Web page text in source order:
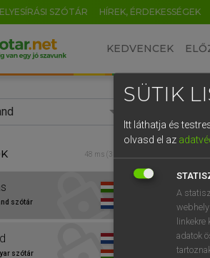
SZÓTÁR HÍREK, ÉRDEKESSÉGEK
KEDVENCEK
48 ms (3 db)
szótár
szótár
SÜTIK
Itt láthatja és
olvasd el az
A
adatok
EN HU DE
0 1